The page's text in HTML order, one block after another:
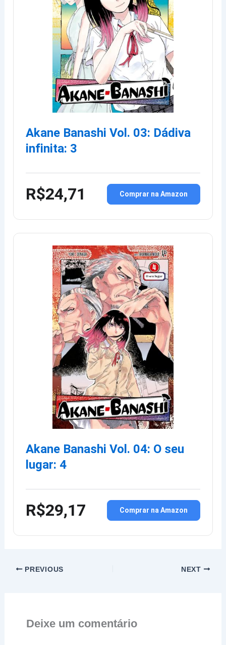
Akane Banashi Vol. 03: Dádiva
infinita: 3
R$24,71 Comprar na Amazon
Akane Banashi Vol. 04: O seu
lugar: 4
R$29,17 Comprar na Amazon
PREVIOUS NEXT
Deixe um comentário